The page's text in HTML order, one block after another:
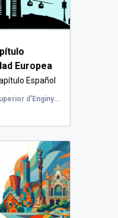
Europea
Español
ETSEIB - Escola Tècnica Superior d'Enginyeria Industrial de Barcelona